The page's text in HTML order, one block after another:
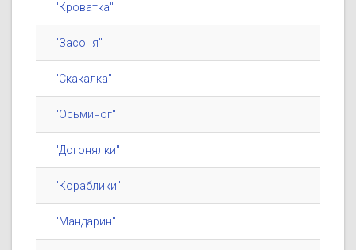
"Кроватка"
"Засоня"
"Скакалка"
"Осьминог"
"Догонялки"
"Кораблики"
"Мандарин"